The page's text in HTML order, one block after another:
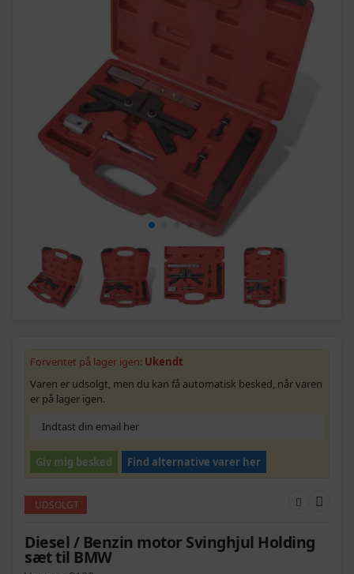
Forventet på lager igen: Ukendt
Varen er udsolgt, men du kan få automatisk besked, når varen
er på lager igen.
Giv mig besked Find alternative varer her
UDSOLGT
Diesel / Benzin motor Svinghjul Holding
sæt til BMW